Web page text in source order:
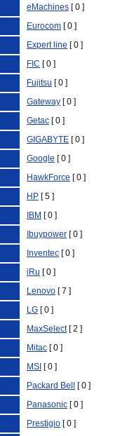
eMachines [ 0 ]
Eurocom [ 0 ]
Expert line [ 0 ]
FIC [ 0 ]
Fujitsu [ 0 ]
Gateway [ 0 ]
Getac [ 0 ]
GIGABYTE [ 0 ]
Google [ 0 ]
HawkForce [ 0 ]
HP [ 5 ]
IBM [ 0 ]
Ibuypower [ 0 ]
Inventec [ 0 ]
iRu [ 0 ]
Lenovo [ 7 ]
LG [ 0 ]
MaxSelect[ 2 ]
Mitac [ 0 ]
MSI [ 0 ]
Packard Bell
[ 0 ]
Panasonic [ 0 ]
Prestigio [ 0 ]